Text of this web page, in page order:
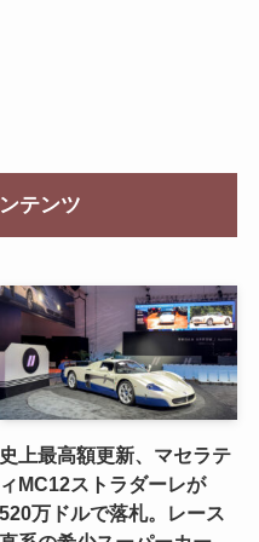
テンツ
史上最高額更新、マセラテ
ィMC12ストラダーレが
520万ドルで落札。レース